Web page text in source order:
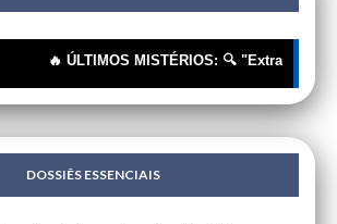
🔥 ÚLTIMOS MISTÉRIOS: 🔍
DOSSIÊS ESSENCIAIS